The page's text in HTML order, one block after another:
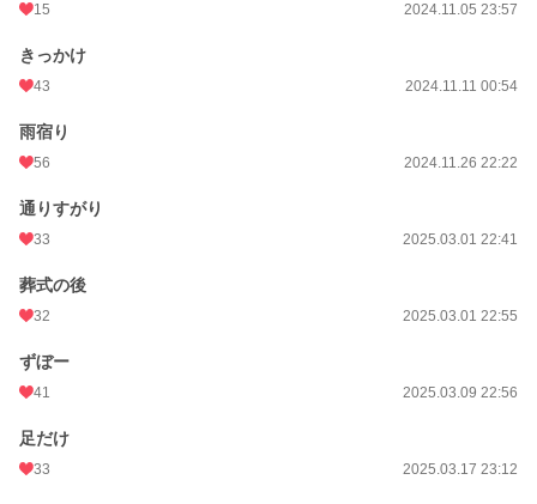
15 2024.11.05 23:57
きっかけ
43 2024.11.11 00:54
雨宿り
56 2024.11.26 22:22
通りすがり
33 2025.03.01 22:41
葬式の後
32 2025.03.01 22:55
ずぼー
41 2025.03.09 22:56
足だけ
33 2025.03.17 23:12